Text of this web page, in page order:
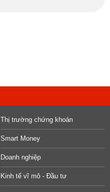
Thị trường chứng khoán
Smart Money
Doanh nghiệp
Kinh tế vĩ mô - Đầu tư